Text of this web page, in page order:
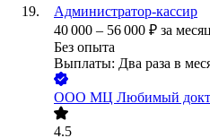
Администратор-кассир
40 000 – 56 000 ₽ за
Без опыта
Выплаты: Два раза в
ООО МЦ Любимый
4.5